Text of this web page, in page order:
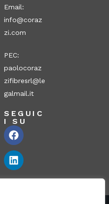
Email:
info@coraz
zi.com
PEC:
paolocoraz
zifibresrl@le
galmail.it
SEGUIC
I SU